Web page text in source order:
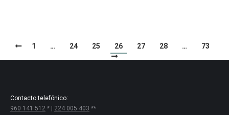
1 … 24 25 26 27 28 … 73
Contacto telefónico:
960 141 512 * | 224 005 403 **